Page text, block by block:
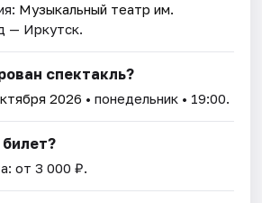
Музыкальный театр им.
— Иркутск.
спектакль?
2026 • понедельник • 19:00.
от 3 000 ₽.